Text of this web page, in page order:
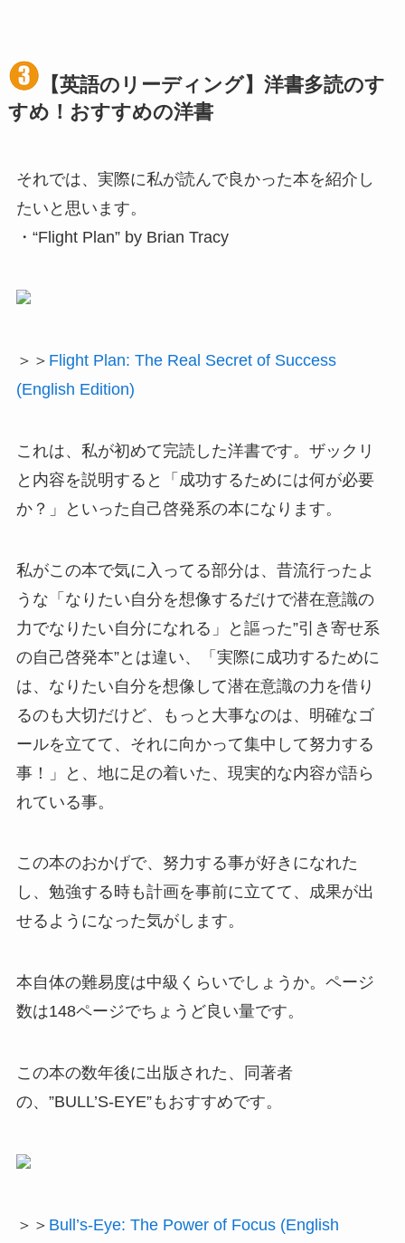
【英語のリーディング】洋書多読のす
すめ！おすすめの洋書
それでは、実際に私が読んで良かった本を紹介し
たいと思います。
・“Flight Plan” by Brian Tracy
＞＞ Flight Plan: The Real Secret of Success
(English Edition)
これは、私が初めて完読した洋書です。ザックリ
と内容を説明すると「成功するためには何が必要
か？」といった自己啓発系の本になります。
私がこの本で気に入ってる部分は、昔流行ったよ
うな「なりたい自分を想像するだけで潜在意識の
力でなりたい自分になれる」と謳った”引き寄せ系
の自己啓発本”とは違い、「実際に成功するために
は、なりたい自分を想像して潜在意識の力を借り
るのも大切だけど、もっと大事なのは、明確なゴ
ールを立てて、それに向かって集中して努力する
事！」と、地に足の着いた、現実的な内容が語ら
れている事。
この本のおかげで、努力する事が好きになれた
し、勉強する時も計画を事前に立てて、成果が出
せるようになった気がします。
本自体の難易度は中級くらいでしょうか。ページ
数は148ページでちょうど良い量です。
この本の数年後に出版された、同著者
の、”BULL’S-EYE”もおすすめです。
＞＞ Bull’s-Eye: The Power of Focus (English